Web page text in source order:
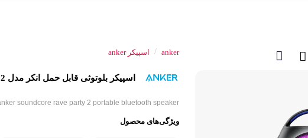
anker
/ اسپیکر anker
اسپیکر بلوتوثی قابل حمل انکر مدل Soundcore Rave Party 2
soundcore rave party 2 portable bluetooth speaker
ویژگی‌های محصول